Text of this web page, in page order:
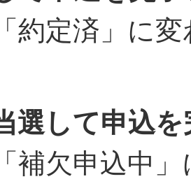
約定済」に
選して申込
補欠申込中